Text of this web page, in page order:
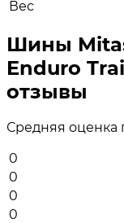
Вес
Шины
Enduro
отзывы
Средняя оценка
0
0
0
0